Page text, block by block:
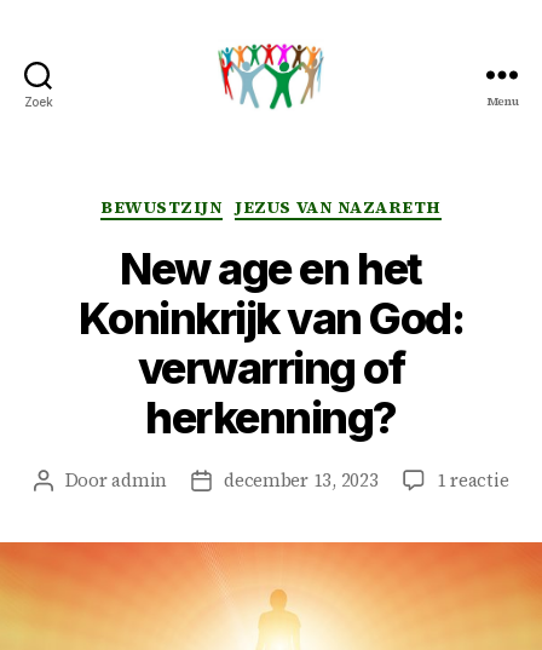
Zoek
Overduin
Menu
Categorieën
BEWUSTZIJN JEZUS VAN NAZARETH
New age en het
Koninkrijk van God:
verwarring of
herkenning?
Berichtauteur
Dooradmin Berichtdatum
december 13, 2023 1 reactieop